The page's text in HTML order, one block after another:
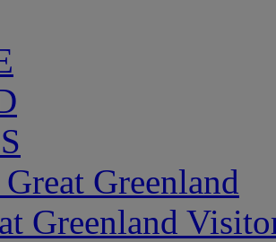
Greenland
Greenland